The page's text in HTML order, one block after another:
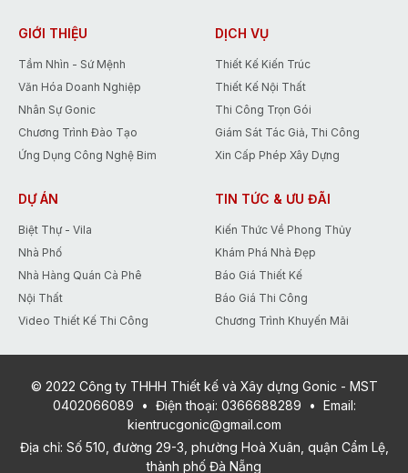
nhất trong tháng 5 giúp các Bạn tiết
GIỚI THIỆU
Tầm Nhìn - Sứ Mệnh
Văn Hóa Doanh Nghiệp
Nhân Sự Gonic
Chương Trình Đào Tạo
Ứng Dụng Công Nghệ Bim
DỊCH VỤ
Thiết Kế Kiến Trúc
Thiết Kế Nội Thất
Thi Công Trọn Gói
Giám Sát Tác Giả, Thi Công
Xin Cấp Phép Xây Dựng
DỰ ÁN
Biệt Thự - Vila
Nhà Phố
Nhà Hàng Quán Cà Phê
Nội Thất
Video Thiết Kế Thi Công
TIN TỨC & ƯU ĐÃI
Kiến Thức Về Phong Thủy
Khám Phá Nhà Đẹp
Báo Giá Thiết Kế
Báo Giá Thi Công
Chương Trình Khuyến Mãi
© 2022 Công ty THHH Thiết kế và Xây dựng Gonic - MST
0402066089
• Điện thoại: 0366688289 • Email:
kientrucgonic@gmail.com
Địa chỉ: Số 510, đường 29-3, phường Hoà Xuân, quận Cẩm Lệ,
thành phố Đà Nẵng